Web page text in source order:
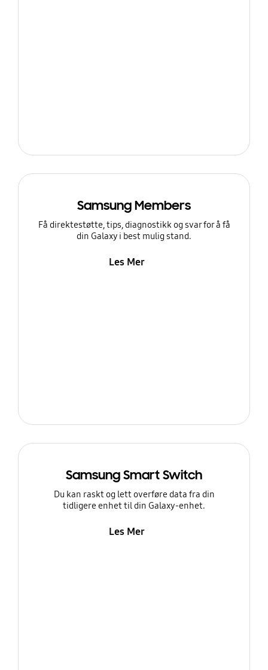
Samsung Members
Få direktestøtte, tips, diagnostikk og svar for å få
din Galaxy i best mulig stand.
Les Mer
Samsung Smart Switch
Du kan raskt og lett overføre data fra din
tidligere enhet til din Galaxy-enhet.
Les Mer